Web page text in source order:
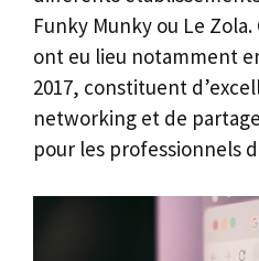
Funky Munky ou Le
ont eu lieu notamment
2017, constituent
networking et de
pour les professionnels